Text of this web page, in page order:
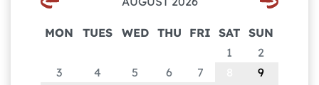
MON TUES WED THU FRI SAT
SUN
1
2
3
4 5 6 7
9